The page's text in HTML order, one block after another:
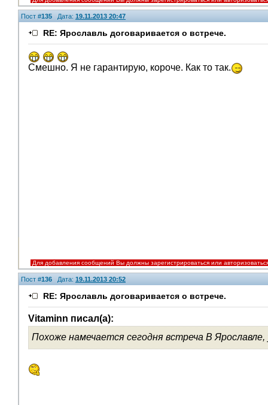
Пост #135 Дата: 19.11.2013 20:47
RE: Ярославль договаривается о встрече.
Смешно. Я не гарантирую, короче. Как то так.
Для добавления сообщений Вы должны зарегистрироваться или
Пост #136 Дата: 19.11.2013 20:52
RE: Ярославль договаривается о встрече.
Vitaminn писал(а):
Похоже намечается сегодня встреча В
Помощники